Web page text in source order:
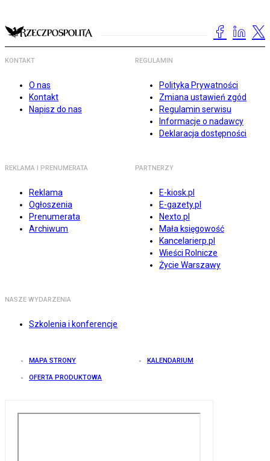
KONTAKT
O nas
Kontakt
Napisz do nas
REGULAMIN
Polityka Prywatności
Zmiana ustawień zgód
Regulamin serwisu
Informacje o nadawcy
Deklaracja dostępności
REKLAMA I PRENUMERATA
Reklama
Ogłoszenia
Prenumerata
Archiwum
PARTNERZY
E-kiosk.pl
E-gazety.pl
Nexto.pl
Mała księgowość
Kancelarierp.pl
Wieści Rolnicze
Życie Warszawy
NASZE WYDARZENIA
Szkolenia i konferencje
MAPA STRONY KALENDARIUM
OFERTA PRODUKTOWA